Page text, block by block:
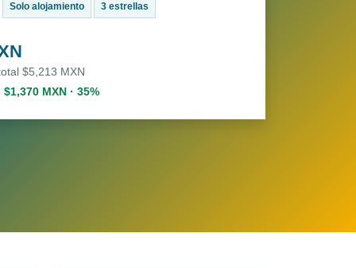
Solo alojamiento 3 estrellas
$5,213 MXN
MXN · 35%